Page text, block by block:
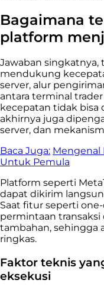
Bagaimana
platform
Jawaban
mendukung
server, alur
antara terminal
kecepatan tidak bisa
akhirnya juga
server, dan
Baca Juga: Mengenal
Untuk Pemula
Platform seperti
dapat dikirim
Saat fitur seperti
permintaan
tambahan, sehingga
ringkas.
Faktor teknis
eksekusi